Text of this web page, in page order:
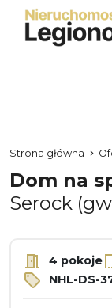
Strona główna
Dom na
Serock
4 pokoje
NHL-DS-